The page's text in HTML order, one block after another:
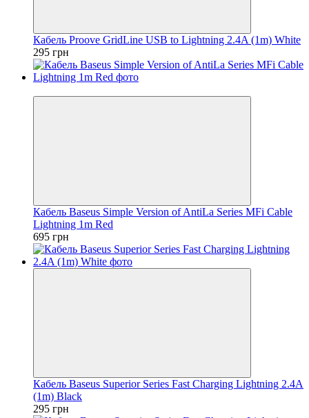
Кабель Proove GridLine USB to Lightning 2.4A (1m) White
295 грн
Кабель Baseus Simple Version of AntiLa Series MFi Cable
Lightning 1m Red
695 грн
Кабель Baseus Superior Series Fast Charging Lightning 2.4A
(1m) Black
295 грн